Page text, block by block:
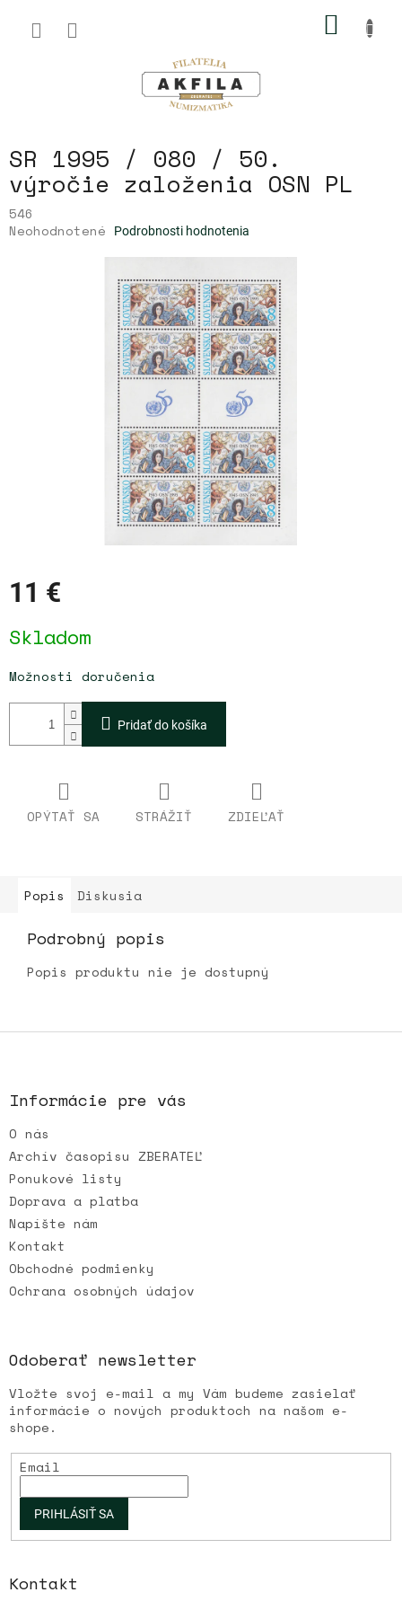
obsah
SR 1995 / 080 / 50.
výročie založenia OSN PL
546
Priemerné
Neohodnotené Podrobnosti hodnotenia
11 €
cena:
Skladom
Možnosti doručenia
Pridať do košíka
OPÝTAŤ SA STRÁŽIŤ ZDIEĽAŤ
Popis Diskusia
Podrobný popis
Popis produktu nie je dostupný
Z
i
e
Informácie pre vás
O nás
Archív časopisu ZBERATEĽ
Ponukové listy
Doprava a platba
Napíšte nám
Kontakt
Obchodné podmienky
Ochrana osobných údajov
Odoberať newsletter
Vložte svoj e-mail a my Vám budeme zasielať
informácie o nových produktoch na našom e-
shope.
Email
PRIHLÁSIŤ SA
Kontakt